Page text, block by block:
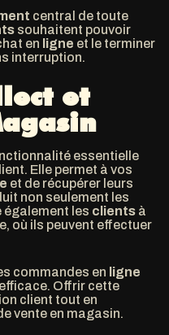
central de toute
souhaitent pouvoir
en ligne et le terminer
interruption.
et
essentielle
Elle permet à vos
et de récupérer leurs
non seulement les
les clients à
où ils peuvent effectuer
commandes en ligne
Offrir cette
client tout en
vente en magasin.